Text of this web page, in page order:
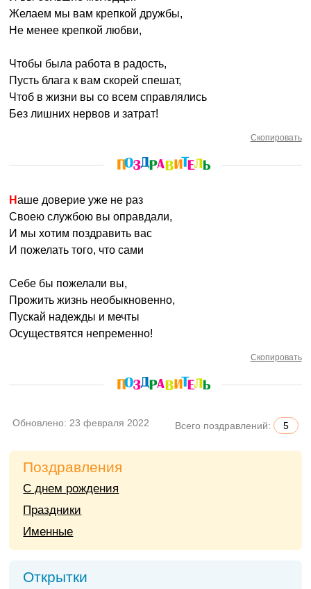
Желаем мы вам крепкой дружбы,
Не менее крепкой любви,
Чтобы была работа в радость,
Пусть блага к вам скорей спешат,
Чтоб в жизни вы со всем справлялись
Без лишних нервов и затрат!
Скопировать
Наше доверие уже не раз
Своею службою вы оправдали,
И мы хотим поздравить вас
И пожелать того, что сами
Себе бы пожелали вы,
Прожить жизнь необыкновенно,
Пускай надежды и мечты
Осуществятся непременно!
Скопировать
Обновлено: 23 февраля 2022 Всего поздравлений: 5
Поздравления
С днем рождения
Праздники
Именные
Открытки